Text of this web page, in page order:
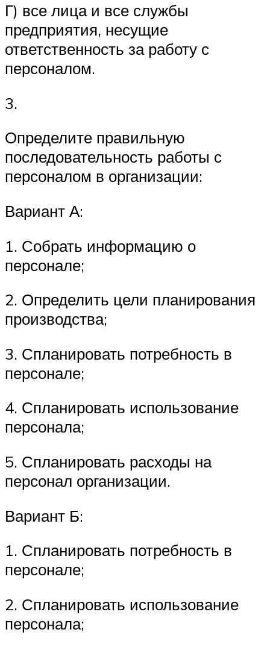
Г) все лица и все службы
предприятия, несущие
ответственность за ра­боту с
персоналом.
3.
Определите правильную
последовательность работы с
персоналом в орга­низации:
Вариант А:
1. Собрать информацию о
персонале;
2. Определить цели планирования
производства;
3. Спланировать потребность в
персонале;
4. Спланировать использование
персонала;
5. Спланировать расходы на
персонал организации.
Вариант Б:
1. Спланировать потребность в
персонале;
2. Спланировать использование
персонала;